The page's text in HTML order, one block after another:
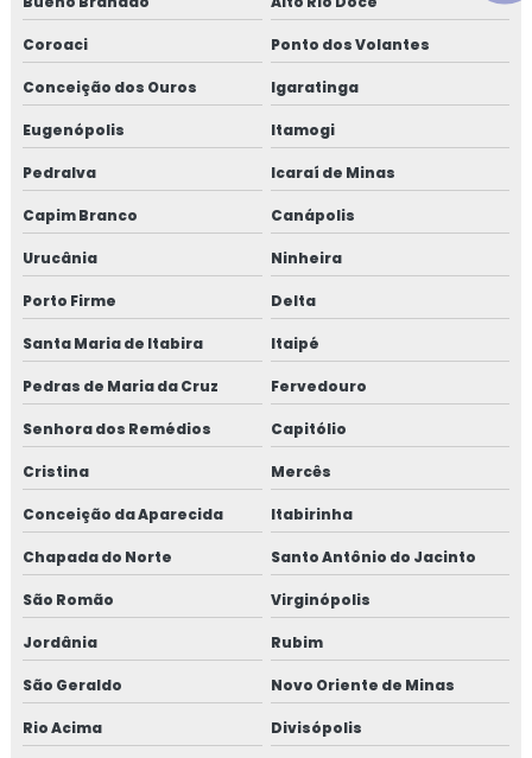
Coroaci Ponto dos Volantes
Conceição dos Ouros Igaratinga
Eugenópolis Itamogi
Pedralva Icaraí de Minas
Capim Branco Canápolis
Urucânia Ninheira
Porto Firme Delta
Santa Maria de Itabira Itaipé
Pedras de Maria da Cruz Fervedouro
Senhora dos Remédios Capitólio
Cristina Mercês
Conceição da Aparecida Itabirinha
Chapada do Norte Santo Antônio do Jacinto
São Romão Virginópolis
Jordânia Rubim
São Geraldo Novo Oriente de Minas
Rio Acima Divisópolis